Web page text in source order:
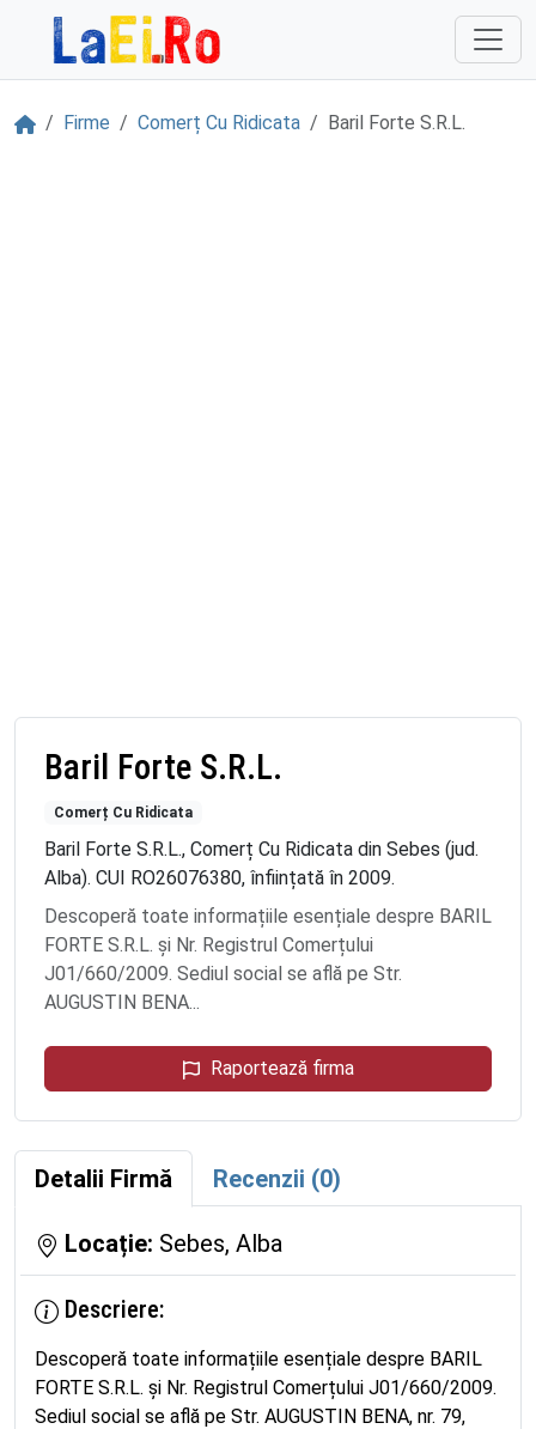
Sari la continut
AcasăFirme Comerț Cu Ridicata Baril Forte S.R.L.
Baril Forte S.R.L.
Comerț Cu Ridicata
Baril Forte S.R.L., Comerț Cu Ridicata din Sebes (jud.
Alba). CUI RO26076380, înființată în 2009.
Descoperă toate informațiile esențiale despre BARIL
FORTE S.R.L. și Nr. Registrul Comerțului
J01/660/2009. Sediul social se află pe Str.
AUGUSTIN BENA...
Raportează firma
Detalii Firmă Recenzii (0)
Locație: Sebes, Alba
Descriere:
Descoperă toate informațiile esențiale despre BARIL
FORTE S.R.L. și Nr. Registrul Comerțului J01/660/2009.
Sediul social se află pe Str. AUGUSTIN BENA, nr. 79,